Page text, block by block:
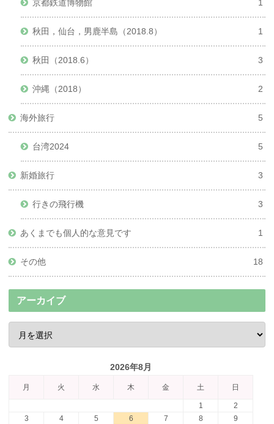
京都鉄道博物館 1
秋田，仙台，男鹿半島（2018.8） 1
秋田（2018.6） 3
沖縄（2018） 2
海外旅行 5
台湾2024 5
新婚旅行 3
行きの飛行機 3
あくまでも個人的な意見です 1
その他 18
アーカイブ
2026年8月
月 火 水 木 金 土 日
1
2
3
4 5 6 7 8
9